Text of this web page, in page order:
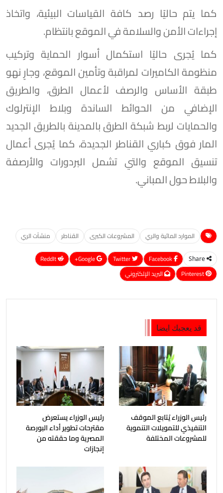
كما يتم حاليًا رصد كافة القياسات البيئية، واتخاذ
إجراءات الأمن والسلامة في الموقع بانتظام.
كما يُجرى حاليًا استكمال أسوار الحماية وتركيب
منظومة الكاميرات لمراقبة وتأمين الموقع، وجارٍ نهو
طبقة الأساس والرصف لأعمال الطرق، والطريق
الإضافي من الحوائط الساندة وبلاط الإنترلوك
والحمايات لربط شبكة الطرق بالمدينة بالطريق الجديد
المار فوق كباري القناطر الجديدة، كما يُجرى أعمال
تنسيق الموقع والتي تشمل البردورات والأرصفة
والبلاط حول المباني.
الموارد المائية والري المشروعات الكبرى القناطر منشآت الري
Share
Google+
ReddIt
Pinterest
البريد الإلكتروني
قد يعجبك ايضا
رئيس الوزراء يُتابع الموقف
التنفيذي للتمويلات التنموية
للمشروعات المختلفة
رئيس الوزراء يستعرض
مقترحات تطوير أداء البورصة
المصرية وما حققته من
إنجازات